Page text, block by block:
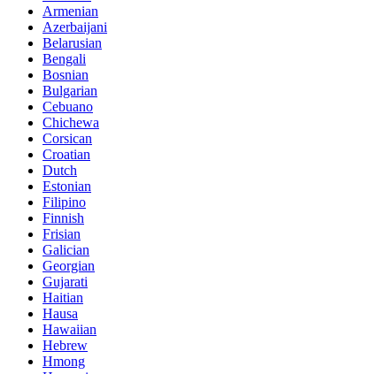
Armenian
Azerbaijani
Belarusian
Bengali
Bosnian
Bulgarian
Cebuano
Chichewa
Corsican
Croatian
Dutch
Estonian
Filipino
Finnish
Frisian
Galician
Georgian
Gujarati
Haitian
Hausa
Hawaiian
Hebrew
Hmong